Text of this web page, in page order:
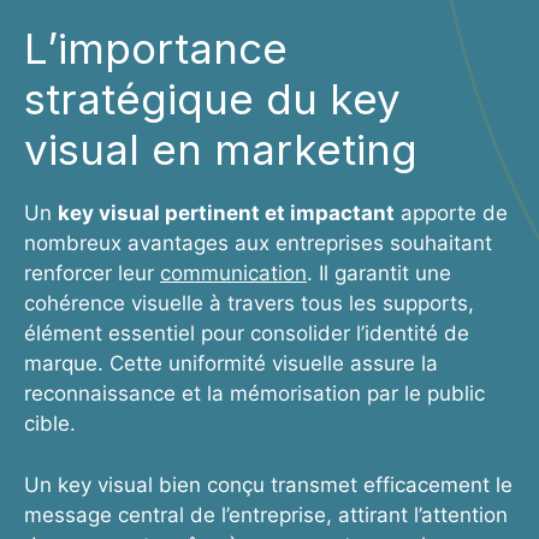
L’importance
stratégique du key
visual en marketing
Un key visual pertinent et impactant apporte de
nombreux avantages aux entreprises souhaitant
renforcer leur communication. Il garantit une
cohérence visuelle à travers tous les supports,
élément essentiel pour consolider l’identité de
marque. Cette uniformité visuelle assure la
reconnaissance et la mémorisation par le public
cible.
Un key visual bien conçu transmet efficacement le
message central de l’entreprise, attirant l’attention